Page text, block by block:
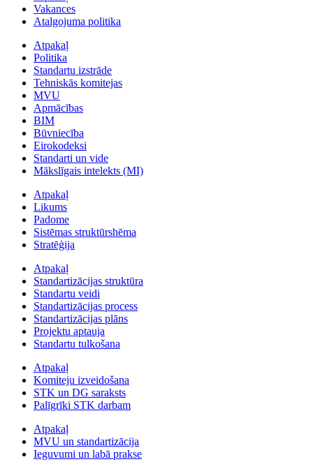
Vakances
Atalgojuma politika
Atpakaļ
Politika
Standartu izstrāde
Tehniskās komitejas
MVU
Apmācības
BIM
Būvniecība
Eirokodeksi
Standarti un vide
Mākslīgais intelekts (MI)
Atpakaļ
Likums
Padome
Sistēmas struktūrshēma
Stratēģija
Atpakaļ
Standartizācijas struktūra
Standartu veidi
Standartizācijas process
Standartizācijas plāns
Projektu aptauja
Standartu tulkošana
Atpakaļ
Komiteju izveidošana
STK un DG saraksts
Palīgrīki STK darbam
Atpakaļ
MVU un standartizācija
Ieguvumi un labā prakse